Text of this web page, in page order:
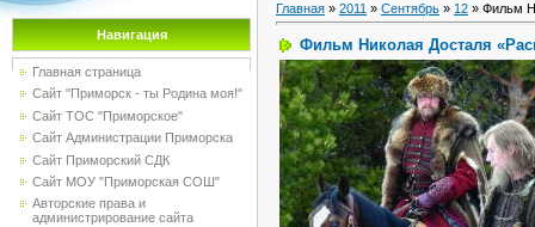
Навигация
Главная страница
Сайт "Приморск - ты Родина моя!"
Сайт ТОС "Приморское"
Сайт Администрации Приморска
Сайт Приморский СДК
Сайт МОУ "Приморская СОШ"
Авторские права и
администрирование сайта
Главная » 2011 » Сентябрь » 12 » Фильм
Фильм Николая Досталя